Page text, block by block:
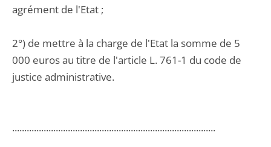
agrément de l'Etat ;
2°) de mettre à la charge de l'Etat la somme de 5
000 euros au titre de l'article L. 761-1 du code de
justice administrative.
....................................................................................